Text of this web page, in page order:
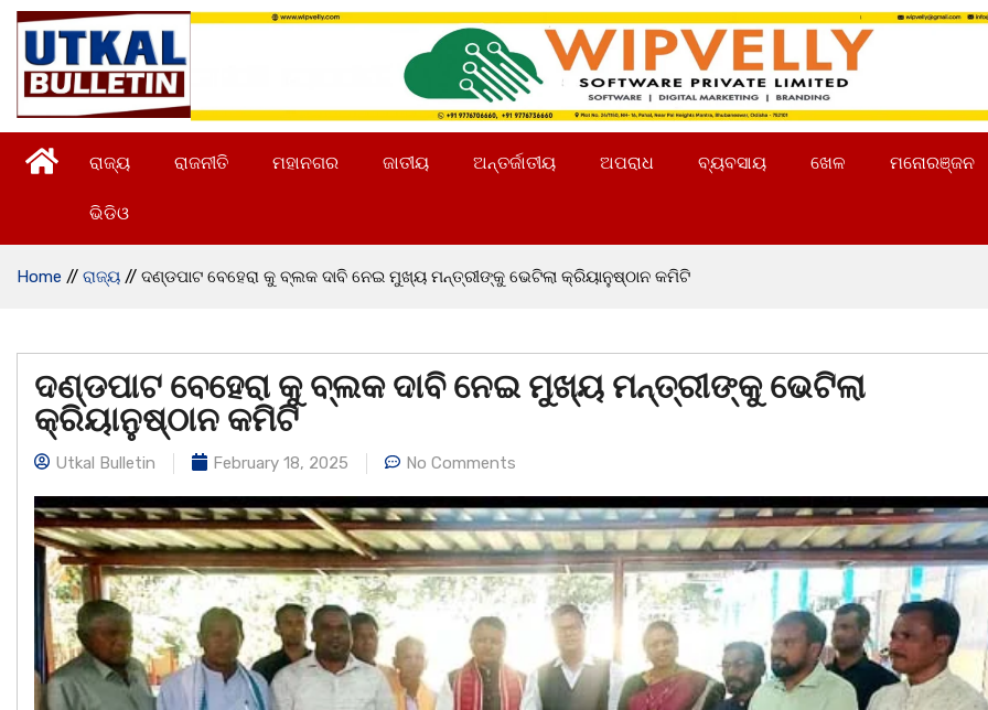
ରାଜ୍ୟ ରାଜନୀତି ମହାନଗର ଜାତୀୟ ଅନ୍ତର୍ଜାତୀୟ ଅପରାଧ ବ୍ୟବସାୟ ଖେଳ ମନୋରଞ୍ଜନ
ଭିଡିଓ
Home // ରାଜ୍ୟ // ଦଣ୍ଡପାଟ ବେହେରା କୁ ବ୍ଲକ ଦାବି ନେଇ ମୁଖ୍ୟ ମନ୍ତ୍ରୀଙ୍କୁ ଭେଟିଲା କ୍ରିୟାନୁଷ୍ଠାନ କମିଟି
ଦଣ୍ଡପାଟ ବେହେରା କୁ ବ୍ଲକ ଦାବି ନେଇ ମୁଖ୍ୟ ମନ୍ତ୍ରୀଙ୍କୁ ଭେଟିଲା
କ୍ରିୟାନୁଷ୍ଠାନ କମିଟି
Utkal Bulletin February 18, 2025 No Comments